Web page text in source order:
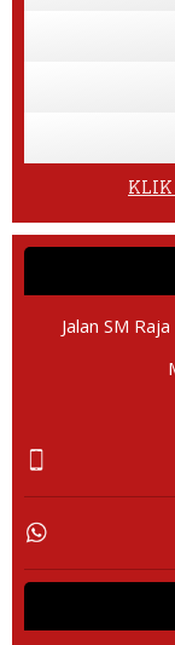
KLIK
Jalan SM